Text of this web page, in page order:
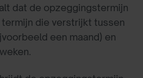
dat de opzeggingstermijn
die verstrijkt tussen
een maand) en